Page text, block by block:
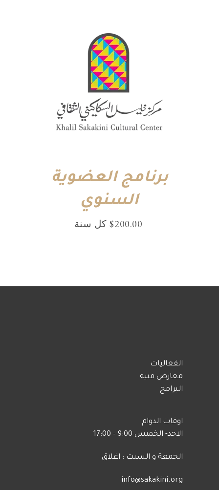
برنامج العضوية
السنوي
$200.00 ⁩ كل ⁦سنة⁩
الفعاليات
معارض فنية
البرامج
اوقات الدوام
الاحد- الخميس 9:00 – 17:00
الجمعة و السبت : اغلاق
info@sakakini.org